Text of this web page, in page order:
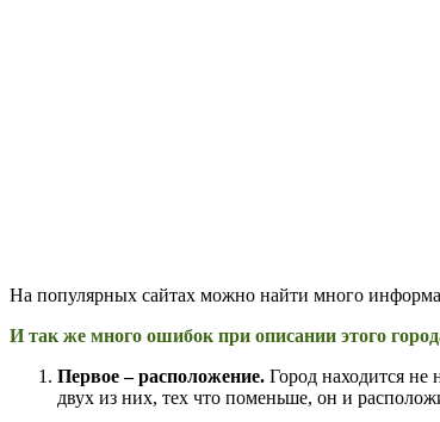
На популярных сайтах можно найти много
И так же много ошибок при описании этого
Первое – расположение. Город находится
двух из них, тех что поменьше, он и